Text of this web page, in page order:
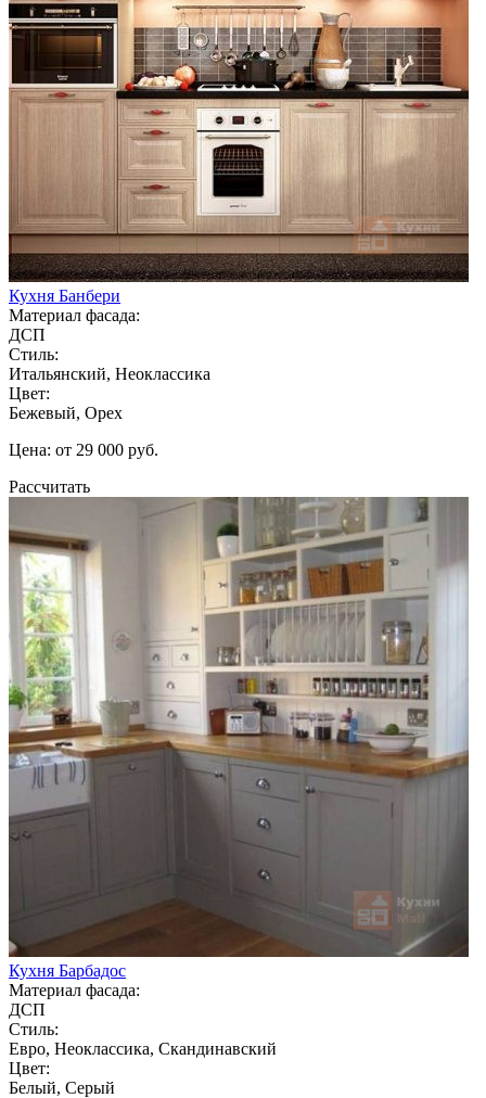
Кухня Банбери
Материал фасада:
ДСП
Стиль:
Итальянский, Неоклассика
Цвет:
Бежевый, Орех
Цена: от 29 000 руб.
Рассчитать
Кухня Барбадос
Материал фасада:
ДСП
Стиль:
Евро, Неоклассика, Скандинавский
Цвет:
Белый, Серый